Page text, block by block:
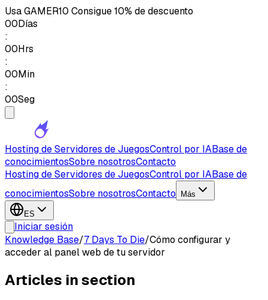
UsaGAMER10 Consigue 10% de descuento
00Días
:
00Hrs
:
00Min
:
00Seg
Hosting de Servidores de JuegosControl por IABase de
conocimientosSobre nosotrosContacto
Hosting de Servidores de JuegosControl por IABase de
conocimientosSobre nosotrosContacto Más
ES
Iniciar sesión
Knowledge Base/7 Days To Die/Cómo configurar y
acceder al panel web de tu servidor
Articles in section